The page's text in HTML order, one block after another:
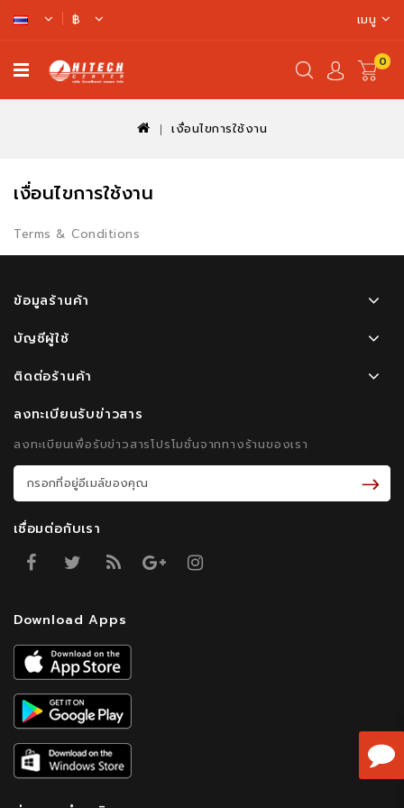
฿ เมนู
0
เงื่อนไขการใช้งาน
เงื่อนไขการใช้งาน
Terms & Conditions
ข้อมูลร้านค้า
บัญชีผู้ใช้
ติดต่อร้านค้า
ลงทะเบียนรับข่าวสาร
ลงทะเบียนเพื่อรับข่าวสารโปรโมชั่นจากทางร้านของเรา
เชื่อมต่อกับเรา
Download Apps